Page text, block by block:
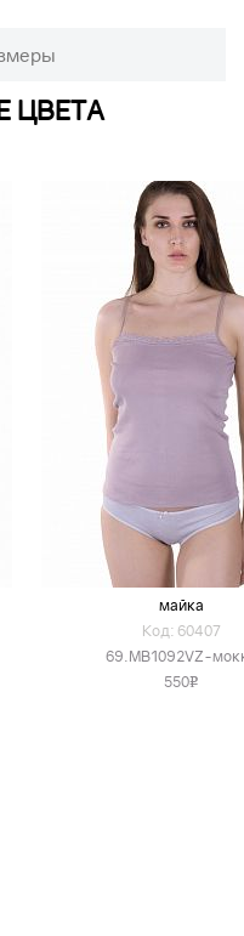
ЦВЕТА
майка
Код: 60407
69.MB1092VZ-
550v